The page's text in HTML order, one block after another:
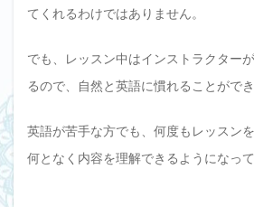
てくれるわけではありません。
でも、レッスン中はインストラクター
るので、自然と英語に慣れることができ
英語が苦手な方でも、何度もレッスン
何となく内容を理解できるようになって